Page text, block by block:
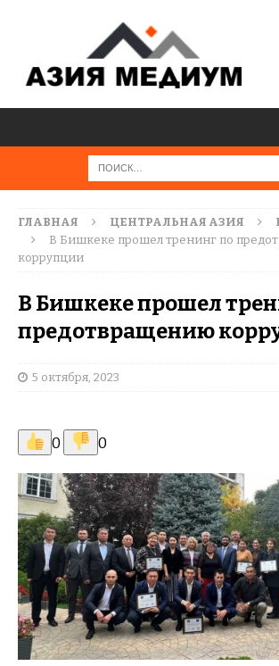
ГЛАВНАЯ ЦЕНТРАЛЬНАЯ АЗИЯ
В Бишкеке прошел тренинг по
коррупции
В Бишкеке прошел
предотвращению
5 октября, 2023
0 0